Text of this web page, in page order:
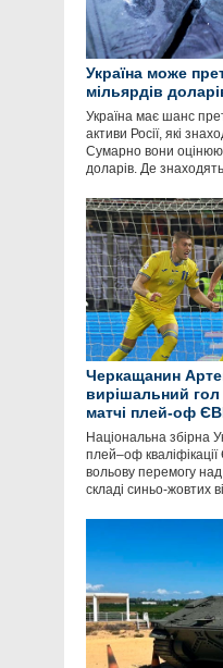
Україна може
мільярдів
Україна має шанс
активи Росії, які
Сумарно вони
доларів. Де
Черкащанин
вирішальний гол
матчі плей-оф
Національна збірна
плей–оф
вольову перемогу
складі синьо-жовтих